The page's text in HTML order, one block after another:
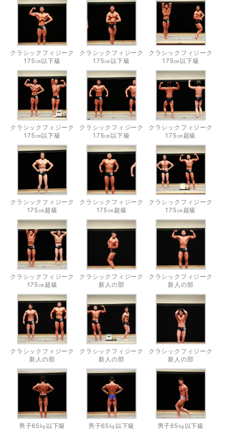
クラシックフィジーク
175㎝以下級
クラシックフィジーク
175㎝以下級
クラシックフィジーク
175㎝以下級
クラシックフィジーク
175㎝以下級
クラシックフィジーク
175㎝以下級
クラシックフィジーク
175㎝超級
クラシックフィジーク
175㎝超級
クラシックフィジーク
175㎝超級
クラシックフィジーク
175㎝超級
クラシックフィジーク
175㎝超級
クラシックフィジーク
新人の部
クラシックフィジーク
新人の部
クラシックフィジーク
新人の部
クラシックフィジーク
新人の部
クラシックフィジーク
新人の部
男子65㎏以下級 男子65㎏以下級 男子65㎏以下級